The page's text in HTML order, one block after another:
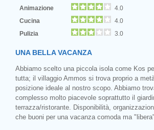
Animazione
4.0
Cucina
4.0
Pulizia
3.0
UNA BELLA VACANZA
Abbiamo scelto una piccola isola come Kos
tutta; il villaggio Ammos si trova proprio a
posizione ideale al nostro scopo. Abbiamo
complesso molto piacevole soprattutto il
terrazza/ristorante. Disponibilità,
che buoni per una vacanza comoda ma